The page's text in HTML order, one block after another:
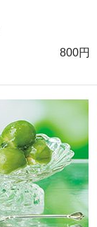
800円